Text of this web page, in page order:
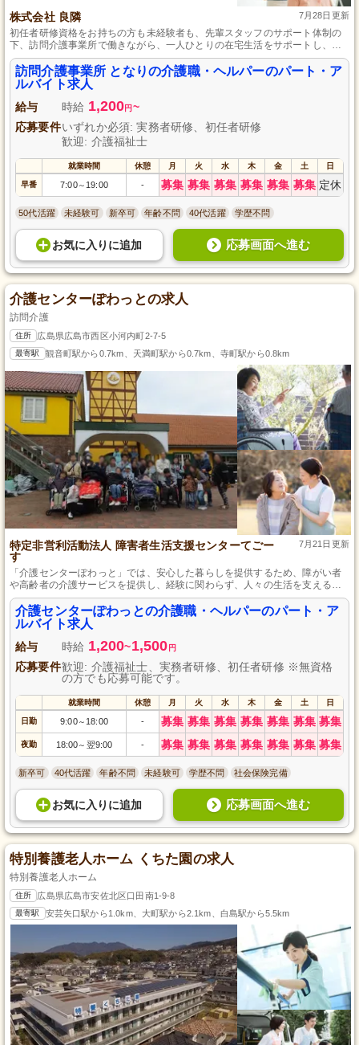
株式会社 良隣 7月28日更新
初任者研修資格をお持ちの方も未経験者も、先輩スタッフのサポート体制の
下、訪問介護事業所で働きながら、一人ひとりの在宅生活をサポートし、人
らしく暮らし続けられる社会の一翼を担いましょう。
訪問介護事業所 となりの介護職・ヘルパーのパート・ア
ルバイト求人
給与 時給 1,200円 ~
応募要件いずれか必須: 実務者研修、初任者研修
歓迎: 介護福祉士
就業時間 休憩 月 火 水 木 金 土 日
早番 7:00～ 19:00 - 募集 募集 募集 募集 募集 募集 定休
50代活躍 未経験可 新卒可 年齢不問 40代活躍 学歴不問
お気に入り に追加 応募画面へ進む
介護センターぽわっとの求人
訪問介護
住所 広島県広島市西区小河内町2-7-5
最寄駅 観音町駅から0.7km、天満町駅から0.7km、寺町駅から0.8km
特定非営利活動法人 障害者生活支援センターてごー
す
7月21日更新
「介護センターぽわっと」では、安心した暮らしを提供するため、障がい者
や高齢者の介護サービスを提供し、経験に関わらず、人々の生活を支える気
持ちを持つ方を募集しています。
介護センターぽわっとの介護職・ヘルパーのパート・ア
ルバイト求人
給与 時給 1,200~1,500 円
応募要件歓迎: 介護福祉士、実務者研修、初任者研修 ※無資格
の方でも応募可能です。
就業時間 休憩 月 火 水 木 金 土 日
日勤 9:00～ 18:00 - 募集 募集 募集 募集 募集 募集 募集
夜勤 18:00～ 翌9:00 - 募集 募集 募集 募集 募集 募集 募集
新卒可 40代活躍 年齢不問 未経験可 学歴不問 社会保険完備
お気に入り に追加 応募画面へ進む
特別養護老人ホーム くちた園の求人
特別養護老人ホーム
住所 広島県広島市安佐北区口田南1-9-8
最寄駅 安芸矢口駅から1.0km、大町駅から2.1km、白島駅から5.5km